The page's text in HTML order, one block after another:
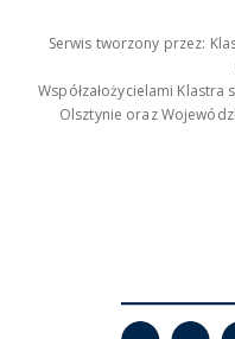
Serwis tworzony przez:
Współzałożycielami
Olsztynie oraz